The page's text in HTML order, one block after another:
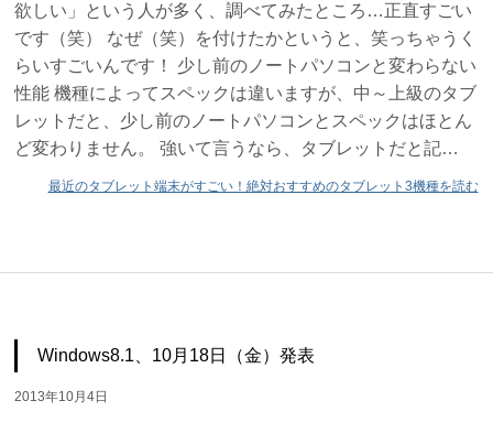
欲しい」という人が多く、調べてみたところ…正直すごい
です（笑） なぜ（笑）を付けたかというと、笑っちゃうく
らいすごいんです！ 少し前のノートパソコンと変わらない
性能 機種によってスペックは違いますが、中～上級のタブ
レットだと、少し前のノートパソコンとスペックはほとん
ど変わりません。 強いて言うなら、タブレットだと記…
最近のタブレット端末がすごい！絶対おすすめのタブレット3機種を読む
Windows8.1、10月18日（金）発表
2013年10月4日